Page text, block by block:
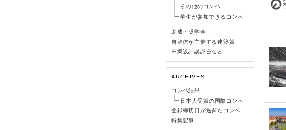
その他のコンペ
学生が参加できるコンペ
助成・奨学金
自治体が主催する建築賞
卒業設計講評会など
ARCHIVES
コンペ結果
日本人受賞の国際コンペ
登録締切日が過ぎたコンペ
特集記事